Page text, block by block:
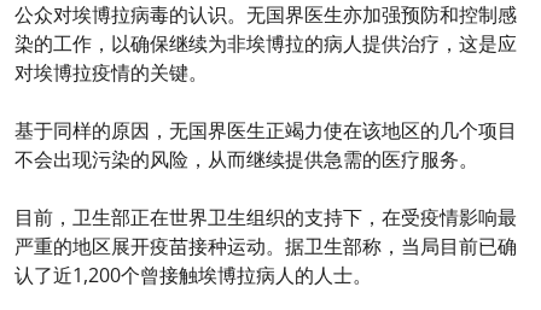
公众对埃博拉病毒的认识。无国界医生亦加强预防和控制感
染的工作，以确保继续为非埃博拉的病人提供治疗，这是应
对埃博拉疫情的关键。
基于同样的原因，无国界医生正竭力使在该地区的几个项目
不会出现污染的风险，从而继续提供急需的医疗服务。
目前，卫生部正在世界卫生组织的支持下，在受疫情影响最
严重的地区展开疫苗接种运动。据卫生部称，当局目前已确
认了近1,200个曾接触埃博拉病人的人士。